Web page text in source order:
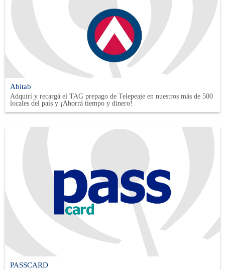
Abitab
Adquirí y recargá el TAG prepago de Telepeaje en nuestros más de 500
locales del país y ¡Ahorrá tiempo y dinero!
PASSCARD